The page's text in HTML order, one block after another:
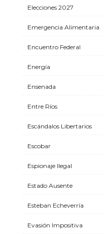
Elecciones 2027
Emergencia Alimentaria
Encuentro Federal
Energía
Ensenada
Entre Ríos
Escándalos Libertarios
Escobar
Espionaje Ilegal
Estado Ausente
Esteban Echeverría
Evasión Impositiva